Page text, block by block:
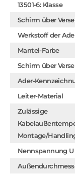
13501-6: Klasse
Schirm über
Werkstoff der
Mantel-Farbe
Schirm über
Ader-
Leiter-Material
Zulässige
Montage/
Nennspannung U